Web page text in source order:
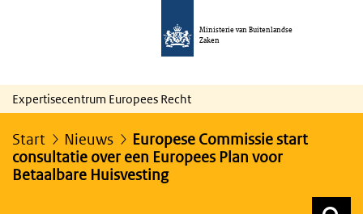
Ministerie van Buitenlandse
Zaken
Expertisecentrum Europees Recht
Start Nieuws
Europese Commissie start
consultatie over een Europees Plan voor
Betaalbare Huisvesting